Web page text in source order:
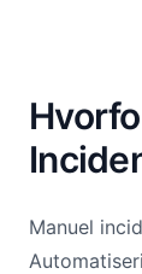
Manuel